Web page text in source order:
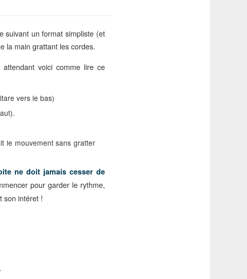
suivant un format simpliste (et
la main grattant les cordes.
voici comme lire ce
vers le bas)
le mouvement sans gratter
ne doit jamais cesser de
pour garder le rythme,
son intéret !